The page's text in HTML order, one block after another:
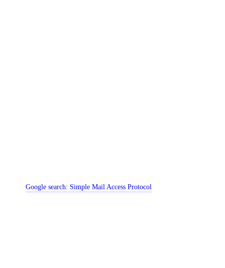
Google search: Simple Mail Access Protocol